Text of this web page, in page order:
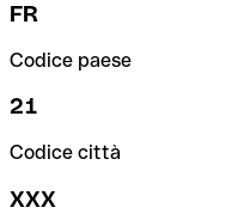
FR
Codice paese
21
Codice città
XXX